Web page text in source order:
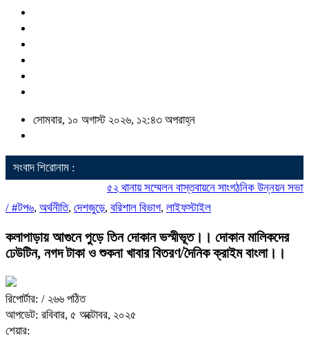
সোমবার, ১০ অগাস্ট ২০২৬, ১২:৪৩ অপরাহ্ন
সংবাদ শিরোনাম :
৫২ থানায় সম্মেলন বাস্তবায়নে সাংগঠনিক উন্নয়ন সভার
/ #টপ৬, অর্থনীতি, দেশজুড়ে, বরিশাল বিভাগ, লাইফস্টাইল
কলাপাড়ায় আগুনে পুড়ে তিন দোকান ভস্মীভূত।। দোকান মালিকদের
ঢেউটিন, নগদ টাকা ও শুকনা খাবার বিতরণ/দৈনিক ক্রাইম বাংলা।।
রিপোর্টার: / ২৬৬ পঠিত
আপডেট: রবিবার, ৫ অক্টোবর, ২০২৫
শেয়ার: